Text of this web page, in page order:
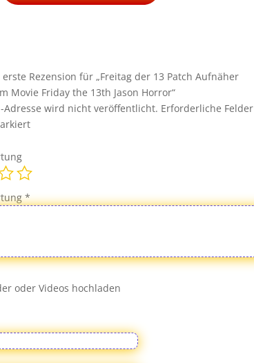
Rezension für „Freitag der 13 Patch Aufnäher
Movie Friday the 13th Jason Horror“
Adresse wird nicht veröffentlicht. Erforderliche Felder
*
oder Videos hochladen